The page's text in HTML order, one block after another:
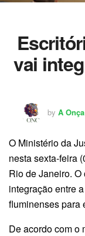
vai
by A Onça
O Ministério da
nesta sexta-feira
Rio de Janeiro.
integração entre
fluminenses para
De acordo com o